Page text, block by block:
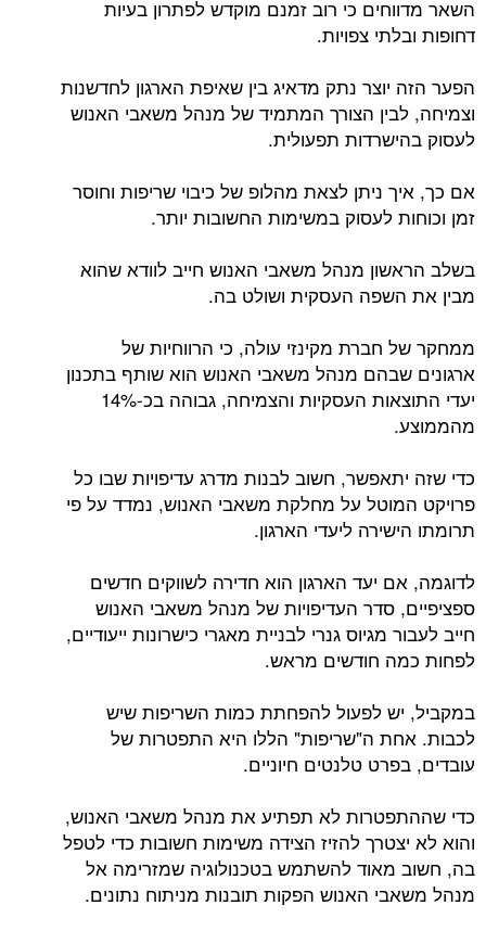
השאר מדווחים כי רוב זמנם מוקדש לפתרון בעיות
דחופות ובלתי צפויות.
הפער הזה יוצר נתק מדאיג בין שאיפת הארגון לחדשנות
וצמיחה, לבין הצורך המתמיד של מנהל משאבי האנוש
לעסוק בהישרדות תפעולית.
אם כך, איך ניתן לצאת מהלופ של כיבוי שריפות וחוסר
זמן וכוחות לעסוק במשימות החשובות יותר.
בשלב הראשון מנהל משאבי האנוש חייב לוודא שהוא
מבין את השפה העסקית ושולט בה.
ממחקר של חברת מקינזי עולה, כי הרווחיות של
ארגונים שבהם מנהל משאבי האנוש הוא שותף בתכנון
יעדי התוצאות העסקיות והצמיחה, גבוהה בכ-14%
מהממוצע.
כדי שזה יתאפשר, חשוב לבנות מדרג עדיפויות שבו כל
פרויקט המוטל על מחלקת משאבי האנוש, נמדד על פי
תרומתו הישירה ליעדי הארגון.
לדוגמה, אם יעד הארגון הוא חדירה לשווקים חדשים
ספציפיים, סדר העדיפויות של מנהל משאבי האנוש
חייב לעבור מגיוס גנרי לבניית מאגרי כישרונות ייעודיים,
לפחות כמה חודשים מראש.
במקביל, יש לפעול להפחתת כמות השריפות שיש
לכבות. אחת ה"שריפות" הללו היא התפטרות של
עובדים, בפרט טלנטים חיוניים.
כדי שההתפטרות לא תפתיע את מנהל משאבי האנוש,
והוא לא יצטרך להזיז הצידה משימות חשובות כדי לטפל
בה, חשוב מאוד להשתמש בטכנולוגיה שמזרימה אל
מנהל משאבי האנוש הפקות תובנות מניתוח נתונים.